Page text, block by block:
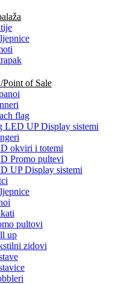
Point of Sale
flag
LED UP Display sistemi
okviri i totemi
Promo pultevi
UP Display sistemi
pultovi
up
zidovi